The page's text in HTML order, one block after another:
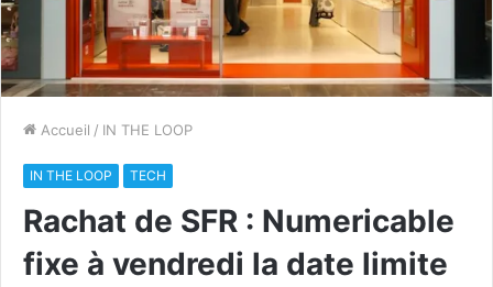
Accueil / IN THE LOOP
IN THE LOOP TECH
Rachat de SFR : Numericable
fixe à vendredi la date limite